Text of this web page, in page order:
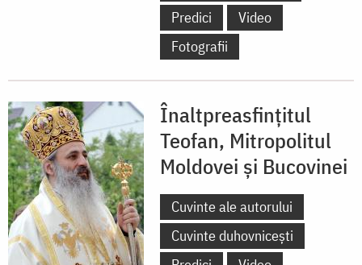
Predici
Video
Fotografii
Înaltpreasfințitul
Teofan, Mitropolitul
Moldovei și Bucovinei
Cuvinte ale autorului
Cuvinte duhovnicești